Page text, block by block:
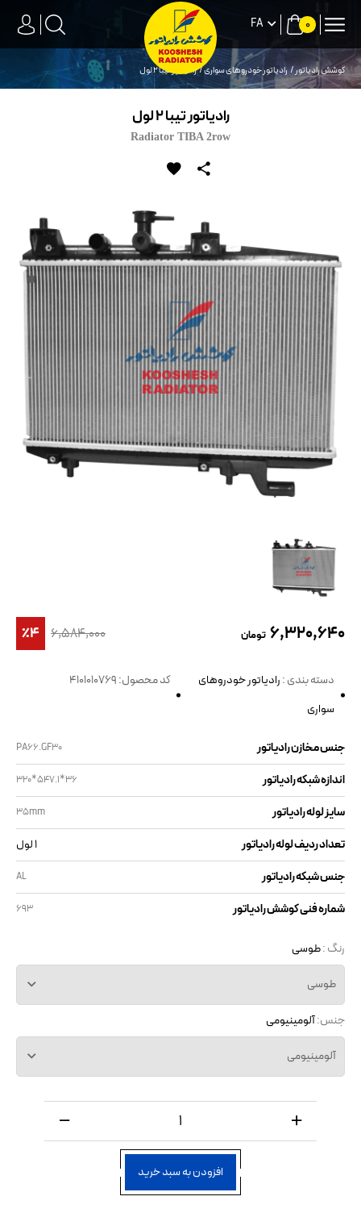
0
FA
کوشش رادیاتور رادیاتور خودروهای سواری رادیاتور تیبا 2 لول
رادیاتور تیبا 2 لول
Radiator TIBA 2row
۶,۳۲۰,۶۴۰ تومان ۶,۵۸۴,۰۰۰ ٪۴
دسته بندی :رادیاتور خودروهای
سواری
کد محصول: 4101010769
جنس مخازن رادیاتور PA66.GF30
اندازه شبکه رادیاتور 320*547.1*36
سایز لوله رادیاتور 35mm
تعداد ردیف لوله رادیاتور
1 لول
جنس شبکه رادیاتور
AL
شماره فنی کوشش رادیاتور 693
رنگ :طوسی
طوسی
جنس:آلومینیومی
آلومینیومی
افزودن به سبد خرید